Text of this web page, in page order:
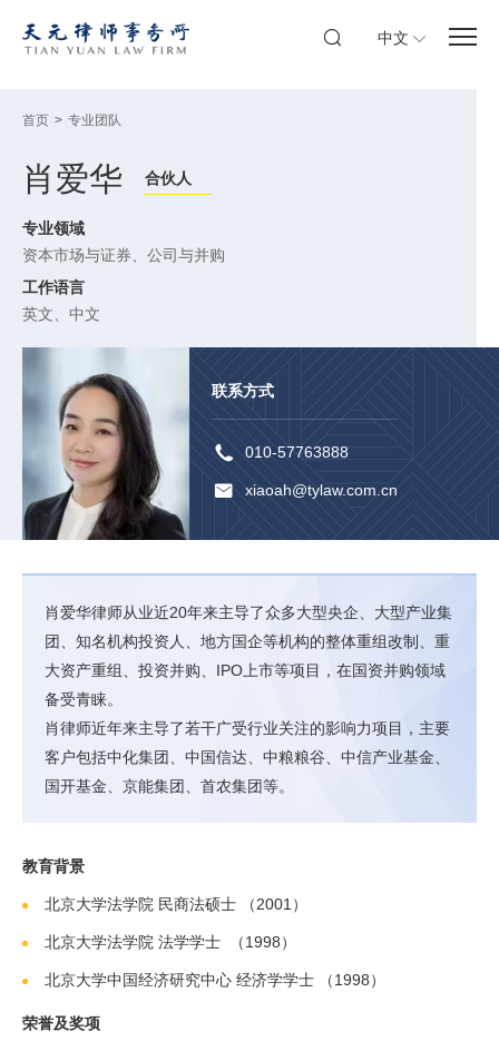
中文
首页 > 专业团队
肖爱华 合伙人
专业领域
资本市场与证券
公司与并购
工作语言
英文、中文
联系方式
010-57763888
xiaoah@tylaw.com.cn
肖爱华律师从业近20年来主导了众多大型央企、大型产业集
团、知名机构投资人、地方国企等机构的整体重组改制、重
大资产重组、投资并购、IPO上市等项目，在国资并购领域
备受青睐。
肖律师近年来主导了若干广受行业关注的影响力项目，主要
客户包括中化集团、中国信达、中粮粮谷、中信产业基金、
国开基金、京能集团、首农集团等。
教育背景
北京大学法学院 民商法硕士 （2001）
北京大学法学院 法学学士 （1998）
北京大学中国经济研究中心 经济学学士 （1998）
荣誉及奖项